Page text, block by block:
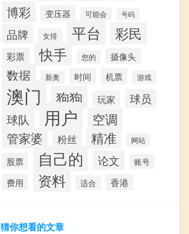
博彩 变压器 可能会 号码
品牌 女排 平台 彩民
彩票 快手 您的 摄像头
数据 新奥 时间 机票 游戏
澳门 狗狗 玩家 球员
球队 用户 空调
管家婆 粉丝 精准 网站
股票 自己的 论文 账号
费用 资料 适合 香港
猜你想看的文章